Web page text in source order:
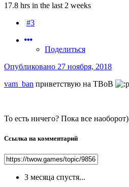
17.8 hrs in the last 2 weeks
#3
Поделиться
Опубликовано 27 ноября, 2018
vam_ban приветствую на ТВоВ
То есть ничего? Пока все наоборот)
Ссылка на комментарий
3 месяца спустя...